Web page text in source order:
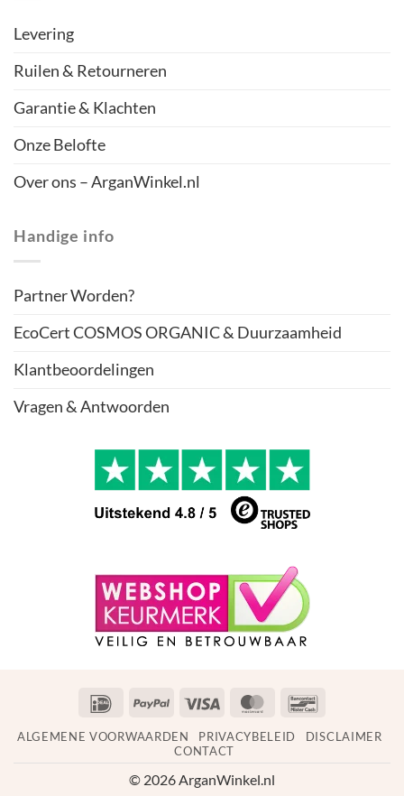
Levering
Ruilen & Retourneren
Garantie & Klachten
Onze Belofte
Over ons – ArganWinkel.nl
Handige info
Partner Worden?
EcoCert COSMOS ORGANIC & Duurzaamheid
Klantbeoordelingen
Vragen & Antwoorden
IDeal PayPal Visa MasterCard
ALGEMENE VOORWAARDEN PRIVACYBELEID
DISCLAIMER
CONTACT
© 2026 ArganWinkel.nl